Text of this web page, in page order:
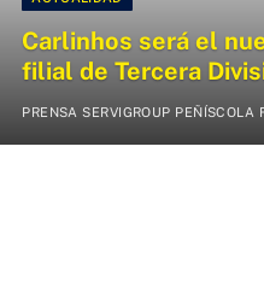
Carlinhos será el
filial de Tercera
PRENSA SERVIGROUP PEÑÍSCOLA